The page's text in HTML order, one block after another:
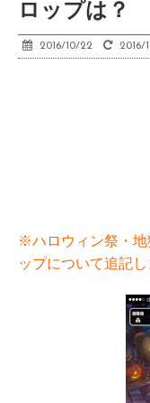
ロップは？
2016/10/22 2016/
※ハロウィン祭・地
ップについて追記